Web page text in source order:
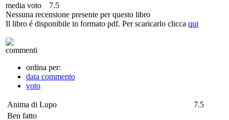
media voto
7.5
Nessuna recensione presente per questo libro
Il libro é disponibile in formato pdf. Per scaricarlo clicca qui
commenti
ordina per:
data commento
voto
Anima di Lupo
7.5
Ben fatto